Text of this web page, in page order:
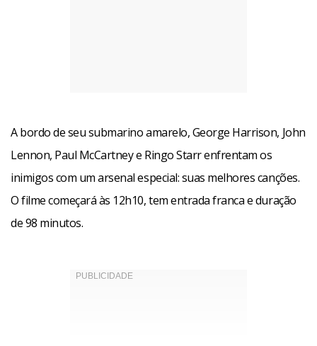
A bordo de seu submarino amarelo, George Harrison, John
Lennon, Paul McCartney e Ringo Starr enfrentam os
inimigos com um arsenal especial: suas melhores canções.
O filme começará às 12h10, tem entrada franca e duração
de 98 minutos.